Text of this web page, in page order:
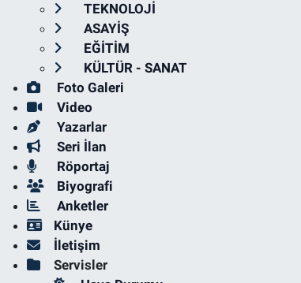
TEKNOLOJİ
ASAYİŞ
EĞİTİM
KÜLTÜR - SANAT
Foto Galeri
Video
Yazarlar
Seri İlan
Röportaj
Biyografi
Anketler
Künye
İletişim
Servisler